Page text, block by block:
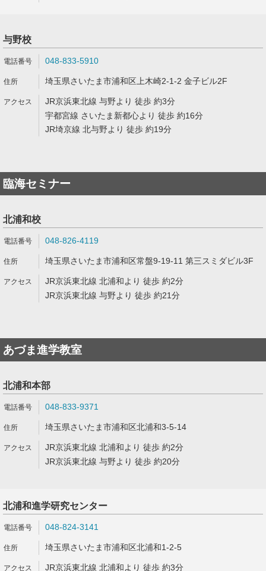
与野校
048-833-5910
埼玉県さいたま市浦和区上木崎2-1-2 金子ビル2F
JR京浜東北線 与野より 徒歩 約3分
宇都宮線 さいたま新都心より 徒歩 約16分
JR埼京線 北与野より 徒歩 約19分
臨海セミナー
北浦和校
048-826-4119
埼玉県さいたま市浦和区常盤9-19-11 第三スミダビル3F
JR京浜東北線 北浦和より 徒歩 約2分
JR京浜東北線 与野より 徒歩 約21分
あづま進学教室
北浦和本部
048-833-9371
埼玉県さいたま市浦和区北浦和3-5-14
JR京浜東北線 北浦和より 徒歩 約2分
JR京浜東北線 与野より 徒歩 約20分
北浦和進学研究センター
048-824-3141
埼玉県さいたま市浦和区北浦和1-2-5
JR京浜東北線 北浦和より 徒歩 約3分